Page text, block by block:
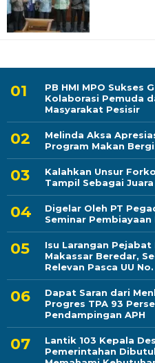
PB HMI MPO Sukses
Kolaborasi Pemuda
Masyarakat Pesisir
Melinda Aksa
Program Makan
Kalahkan Unsur
Tampil Sebagai
Digelar Oleh PT
Seminar Pembiayaan
Isu Larangan Pejabat
Makassar Beredar,
Relevan Pasca UU
Dapat Saran dari
Progres TPA 93
Pendampingan APH
Lantik 103 Kepala
Pemerintahan